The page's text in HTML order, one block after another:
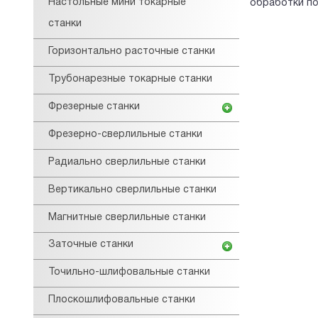
Настольные мини токарные
станки
Горизонтально расточные станки
Трубонарезные токарные станки
Фрезерные станки
Фрезерно-сверлильные станки
Радиально сверлильные станки
Вертикально сверлильные станки
Магнитные сверлильные станки
Заточные станки
Точильно-шлифовальные станки
Плоскошлифовальные станки
обработки